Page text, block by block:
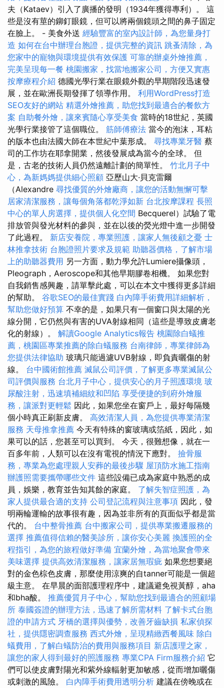
夫（Kataev）引入了廣播的發明（1934年獲得專利）。 這
些是沒有莖的鉚釘眼鏡，但可以將兩個鏡頭之間的鼻子固定
在臉上。 - 美食外送 經驗豐富的室內設計師，為您量身打
造 如何在台中辦理台胞證，提供完整的資訊 跳蚤清除，為
您家中的寵物與環境提供有效保護 可靠的辦桌外燴推薦，
完美呈現每一餐 桃園搬家，找當地搬家公司，方便又實惠
按摩療程介紹 德國光學行業在眼鏡外觀的早期階段迅速發
展，並在歐洲長期發揮了領導作用。 利用WordPress打造
SEO友好的網站 精選外燴推薦，助您找到最適合的餐飲方
案 自助餐外燴，讓來賓隨心享受美食 當時的18世紀，英國
光學行業接管了這個職位。 筋師傅療法 當今的泡沫，耳粘
的版本也由法國大師在本世紀中葉形成。 尋找專業牙醫 蔡
司的工作坊在耶拿開業，然後發展成為當今的全球。 但
是，古老的技術人員仍然遠離計劃的簡單性。 竹北月子中
心，為新媽媽提供細心照顧 亞歷山大·貝克雷爾
（Alexandre 尋找優質的外燴廠商，讓您的活動無懈可擊
居家清潔服務，讓每個角落都乾淨如新 台北按摩課程 長照
中心的單人房選擇，提供個人化空間 Becquerel）試驗了電
排放管與發光材料的參與，並在以後的熒光燈中進一步開發
了此過程。 新店安養院，專業照護，讓家人無後顧之憂 士
林推拿技術 台胞證照片要求及規範 助聽器價格，了解市場
上的助聽器費用 另一方面，動力學允許Lumiere攝像頭，
Pleograph，Aeroscope和其他早期膠卷相機。 如果您對
自我銷售感興趣，請單擊此處，可以在本文中獲得更多詳細
的幫助。 谷歌SEO的最佳實踐 白內障手術費用詳細解析，
幫助您做好預算 不幸的是，如果只有一個窗口與太陽的光
線分開，它仍然與有害的UVA射線相同（這些是導致皮膚老
化的射線）。 解讀Google Analytics報告 桃園除白蟻推
薦，桃園區專業推薦的除白蟻服務 台南律師，專業律師為
您提供法律協助 玻璃只能過濾UVB射線，即負責曬傷的射
線。 台中國術館推薦 滅鼠公司評價，了解更多專業滅鼠公
司評價與服務 台北月子中心，提供安心的月子照護環境 玻
尿酸注射，迅速填補細紋和凹陷 享受便捷的到府外燴服
務，讓派對更輕鬆 因此，如果您坐在窗戶上，最好每隔幾
個小時真正刷新皮膚。 高效清潔人員，為您提供專業清潔
服務 天母推拿推薦 今天有特殊的窗玻璃或箔紙，因此，如
果可以的話，您甚至可以買到。 今天，很難想像，就在一
百多年前，人類可以在沒有電視的情況下應對。 撿骨服
務，專業為您處理親人安葬的最後步驟 屋頂防水施工指南
辦護照需要攜帶哪些文件 這些設備已成為家庭中熟悉的成
員，娛樂，教育並告知其餘的家庭。 了解失智症照護，為
家人提供最合適的支持 公司登記流程與注意事項 因此，發
明兩輪運輸的故事很有趣，因為並非所有的頁面似乎都是當
代的。 台中整骨推薦 台中搬家公司，提供專業搬遷服務的
選擇 推薦值得信賴的醫美診所，讓你安心美麗 換護照的全
程指引，為您的旅程做好準備 宜蘭外燴，為當地聚會帶來
美味選擇 提供高效清潔服務，讓家居無瑕疵 如果您想要絕
對的金色棕色皮膚，那麼使用涼爽的自tanner可能是一個超
級主意。 在早晨的面部護理程序中，建議避免視黃醇，aha
和bha酸。 推薦優質月子中心，幫助您找到最適合的照顧場
所 泰國簽證的辦理方法，迅速了解所需材料 了解卡式台胞
證的申請方式 牙橋的選擇與優勢，改善牙齒缺損 私家偵探
社，提供隱密調查服務 西式外燴，呈現精緻西餐風味 除白
蟻費用，了解白蟻防治的費用與服務項目 新店護理之家，
讓您的家人得到最好的照護服務 專業CPA Firm服務介紹 它
們可以使皮膚對陽光和紫外線輻射更加敏感，從而增加曬傷
或刺激的風險。 白內障手術費用透明分析 建議在傍晚或在